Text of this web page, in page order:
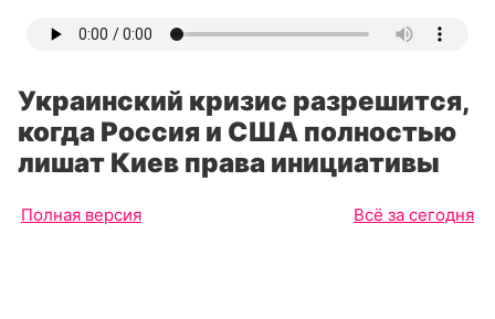
Украинский кризис разрешится,
когда Россия и США полностью
лишат Киев права инициативы
Полная версия Всё за сегодня